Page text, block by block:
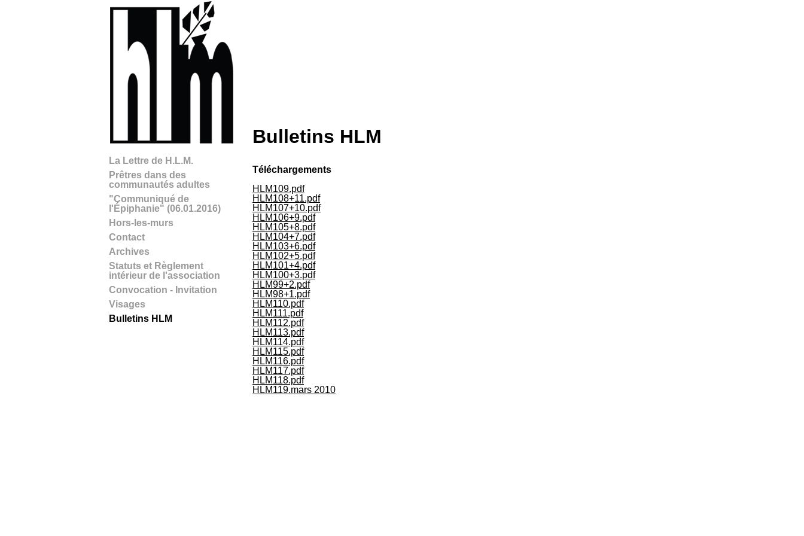
La Lettre de H.L.M.
Prêtres dans des
communautés adultes
"Communiqué de
l'Épiphanie" (06.01.2016)
Hors-les-murs
Contact
Archives
Statuts et Règlement
intérieur de l'association
Convocation - Invitation
Visages
Bulletins HLM
Bulletins HLM
Téléchargements
HLM109.pdf
HLM108+11.pdf
HLM107+10.pdf
HLM106+9.pdf
HLM105+8.pdf
HLM104+7.pdf
HLM103+6.pdf
HLM102+5.pdf
HLM101+4.pdf
HLM100+3.pdf
HLM99+2.pdf
HLM98+1.pdf
HLM110.pdf
HLM111.pdf
HLM112.pdf
HLM113.pdf
HLM114.pdf
HLM115.pdf
HLM116.pdf
HLM117.pdf
HLM118.pdf
HLM119.mars 2010